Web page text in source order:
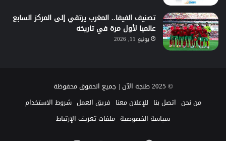
تصنيف الفيفا.. المغرب يرتقي إلى المركز السابع
عالميا لأول مرة في تاريخه
يونيو 11, 2026
© 2025 طنجة الآن | جميع الحقوق محفوظة
من نحن اتصل بنا للإعلان معنا فريق العمل شروط الاستخدام
سياسة الخصوصية ملفات تعريف الإرتباط